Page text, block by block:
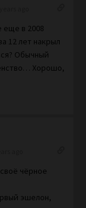
еще в 2008
12 лет накрыл
Обычный
Хорошо,
чёрное
эшелон,